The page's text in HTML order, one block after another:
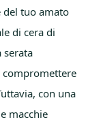
del tuo amato
di cera di
serata
compromettere
con una
macchie